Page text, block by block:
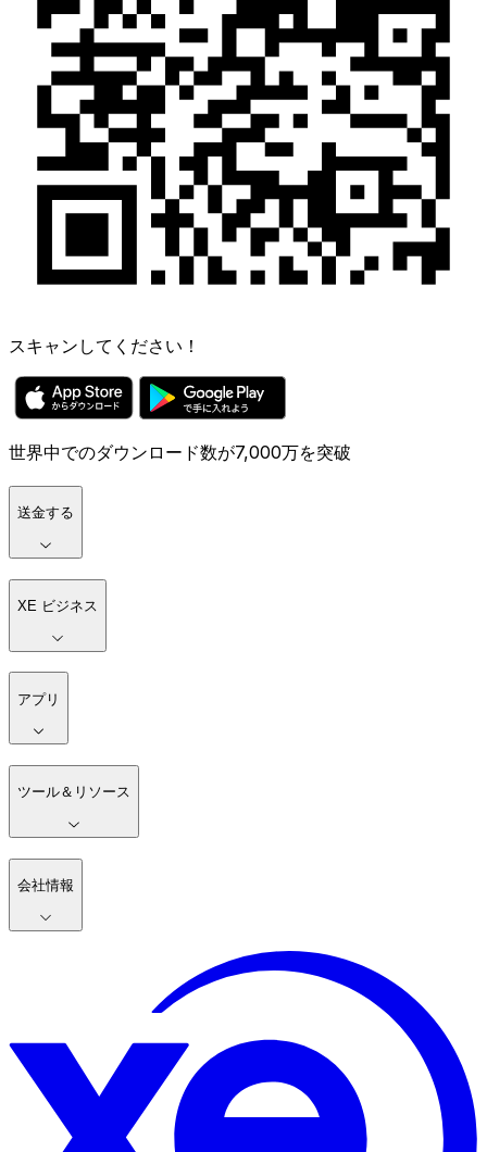
スキャンしてください！
世界中でのダウンロード数が7,000万を突破
送金する
XE ビジネス
アプリ
ツール＆リソース
会社情報